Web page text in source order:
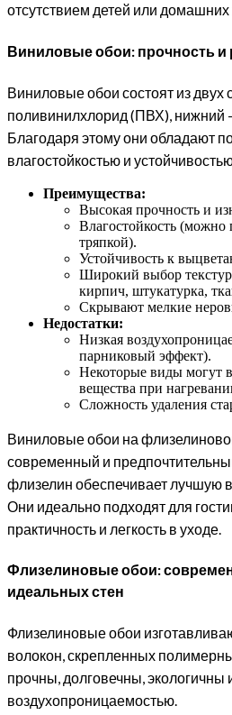
отсутствием детей или
Виниловые обои: прочность и
Виниловые обои состоят из двух
поливинилхлорид (ПВХ), нижний
Благодаря этому они обладают
влагостойкостью и
Преимущества:
Высокая прочность и
Влагостойкость (можно
тряпкой).
Устойчивость к
Широкий выбор
кирпич, штукатурка,
Скрывают мелкие
Недостатки:
Низкая
парниковый эффект).
Некоторые виды могут
вещества при
Сложность удаления
Виниловые обои на
современный и
флизелин обеспечивает лучшую
Они идеально подходят для
практичность и легкость в уходе.
Флизелиновые обои:
идеальных стен
Флизелиновые обои
волокон, скрепленных
прочны, долговечны,
воздухопроницаемостью.